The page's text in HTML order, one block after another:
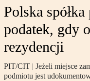
Polska
podatek, gdy
rezydencji
PIT/CIT | Jeżeli miejsce
podmiotu jest